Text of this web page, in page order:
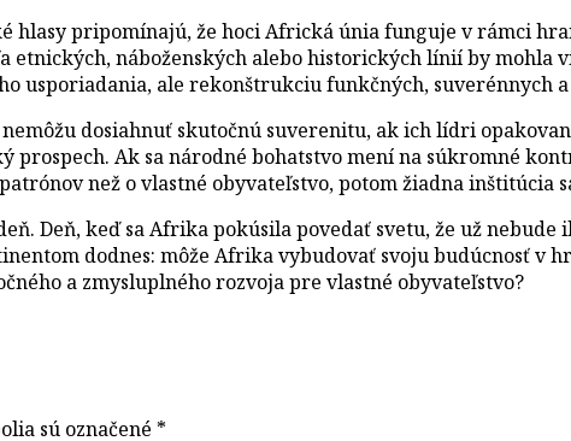
hlasy pripomínajú, že hoci Africká únia funguje v rámci
etnických, náboženských alebo historických línií by
usporiadania, ale rekonštrukciu funkčných, suverénnych
dosiahnuť skutočnú suverenitu, ak ich lídri
Ak sa národné bohatstvo mení na súkromné
než o vlastné obyvateľstvo, potom žiadna inštitúcia
Deň, keď sa Afrika pokúsila povedať svetu, že už
dodnes: môže Afrika vybudovať svoju budúcnosť v
a zmysluplného rozvoja pre vlastné obyvateľstvo?
sú označené *